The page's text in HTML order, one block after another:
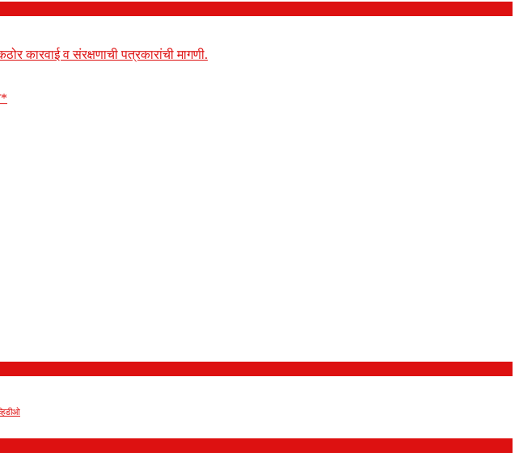
कारवाई व संरक्षणाची पत्रकारांची मागणी.